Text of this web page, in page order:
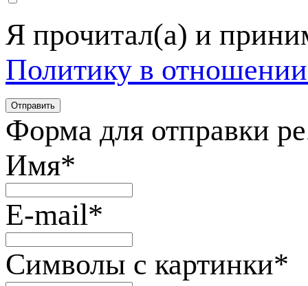
Я прочитал(а) и
Политику в
Форма для отправки
Имя*
E-mail*
Символы с картинки*